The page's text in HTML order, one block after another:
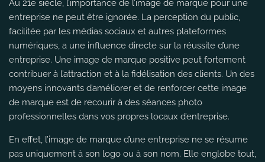
Au 21e siècle, l’importance de l’image de marque pour une
entreprise ne peut être ignorée. La perception du public,
facilitée par les médias sociaux et autres plateformes
numériques, a une influence directe sur la réussite d’une
entreprise. Une image de marque positive peut fortement
contribuer à l’attraction et à la fidélisation des clients. Un des
moyens innovants d’améliorer et de renforcer cette image
de marque est de recourir à des séances photo
professionnelles dans vos propres locaux d’entreprise.
En effet, l’image de marque d’une entreprise ne se résume
pas uniquement à son logo ou à son nom. Elle englobe tout,